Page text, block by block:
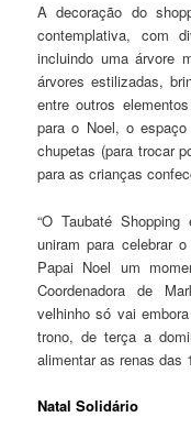
A decoração do
contemplativa, com
incluindo uma árvore
árvores estilizadas,
entre outros
para o Noel, o
chupetas (para trocar
para as crianças
“O Taubaté
uniram para celebrar
Papai Noel um
Coordenadora de
velhinho só vai
trono, de terça a
alimentar as renas das
Natal Solidário